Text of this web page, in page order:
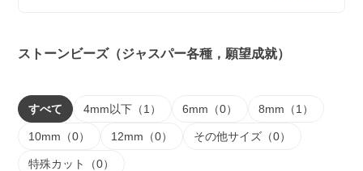
ストーンビーズ（ジャスパー各種，願望成就）
すべて 4mm以下（1） 6mm（0） 8mm（1）
10mm（0） 12mm（0） その他サイズ（0）
特殊カット（0）